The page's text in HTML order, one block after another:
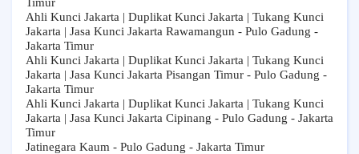
Ahli Kunci Jakarta | Duplikat Kunci Jakarta | Tukang Kunci
Jakarta | Jasa Kunci Jakarta Rawamangun - Pulo Gadung -
Jakarta Timur
Ahli Kunci Jakarta | Duplikat Kunci Jakarta | Tukang Kunci
Jakarta | Jasa Kunci Jakarta Pisangan Timur - Pulo Gadung -
Jakarta Timur
Ahli Kunci Jakarta | Duplikat Kunci Jakarta | Tukang Kunci
Jakarta | Jasa Kunci Jakarta Cipinang - Pulo Gadung - Jakarta
Timur
Jatinegara Kaum - Pulo Gadung - Jakarta Timur